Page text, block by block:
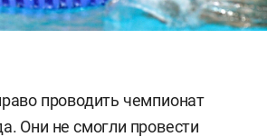
проводить чемпионат
Они не смогли провести